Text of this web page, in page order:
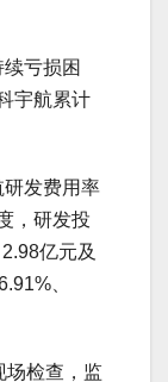
亏损困
宇航累计
发费用率
，研发投
亿元及
、
场检查，监